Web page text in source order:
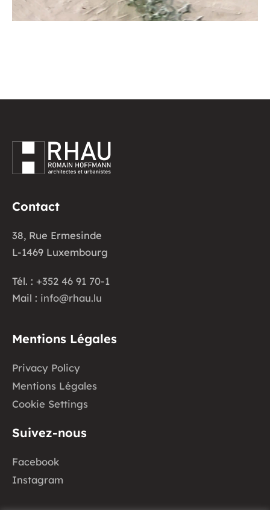
Contact
38, Rue Ermesinde
L-1469 Luxembourg
Tél. : +352 46 91 70-1
Mail : info@rhau.lu
Mentions Légales
Privacy Policy
Mentions Légales
Cookie Settings
Suivez-nous
Facebook
Instagram